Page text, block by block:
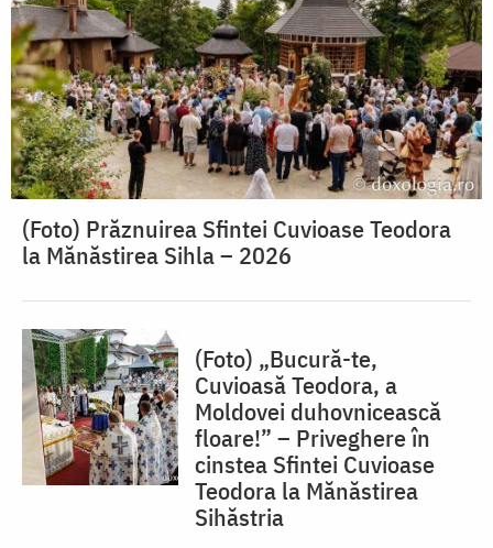
(Foto) Prăznuirea Sfintei Cuvioase Teodora
la Mănăstirea Sihla – 2026
(Foto) „Bucură-te,
Cuvioasă Teodora, a
Moldovei duhovnicească
floare!” – Priveghere în
cinstea Sfintei Cuvioase
Teodora la Mănăstirea
Sihăstria